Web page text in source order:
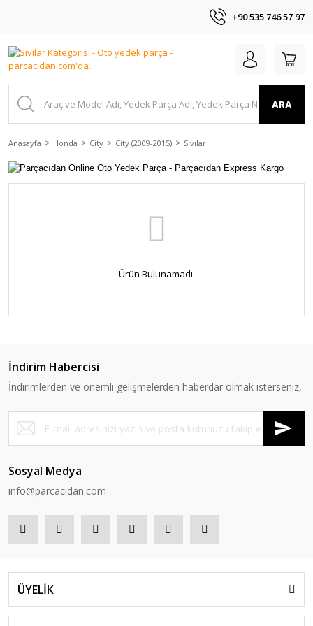
+90 535 746 57 97
ARA
Anasayfa Honda City City (2009-2015) Sıvılar
Ürün Bulunamadı.
İndirim Habercisi
İndirimlerden ve önemli gelişmelerden haberdar olmak isterseniz,
Sosyal Medya
info@parcacidan.com
ÜYELİK